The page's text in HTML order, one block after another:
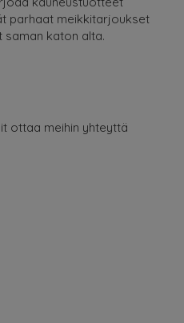
parhaat meikkitarjoukset
katon alta.
ottaa meihin yhteyttä